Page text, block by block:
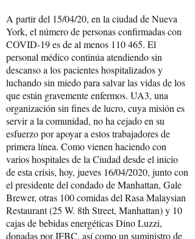
A partir del 15/04/20, en la ciudad de Nueva
York, el número de personas confirmadas con
COVID-19 es de al menos 110 465. El
personal médico continúa atendiendo sin
descanso a los pacientes hospitalizados y
luchando sin miedo para salvar las vidas de los
que están gravemente enfermos. UA3, una
organización sin fines de lucro, cuya misión es
servir a la comunidad, no ha cejado en su
esfuerzo por apoyar a estos trabajadores de
primera línea. Como vienen haciendo con
varios hospitales de la Ciudad desde el inicio
de esta crisis, hoy, jueves 16/04/2020, junto con
el presidente del condado de Manhattan, Gale
Brewer, otras 100 comidas del Rasa Malaysian
Restaurant (25 W. 8th Street, Manhattan) y 10
cajas de bebidas energéticas Dino Luzzi,
donadas por IFBC, así como un suministro de